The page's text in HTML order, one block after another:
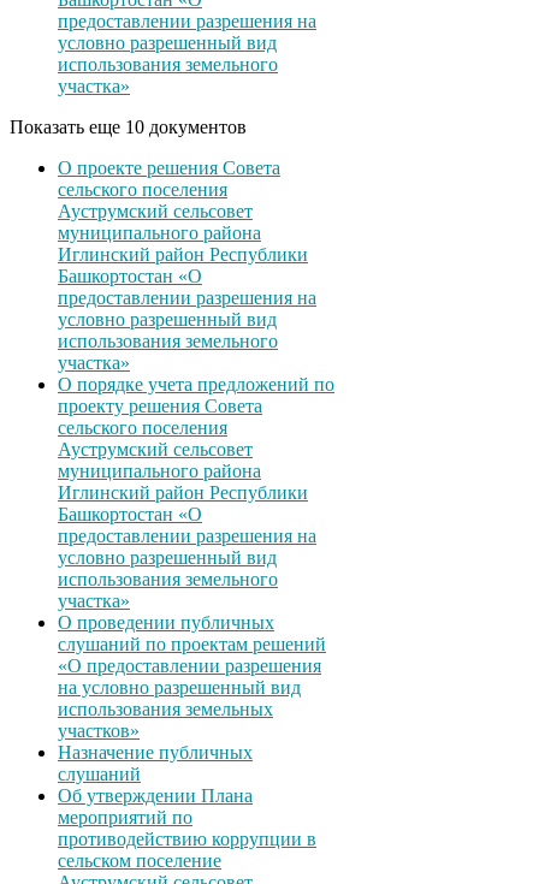
предоставлении разрешения на
условно разрешенный вид
использования земельного
участка»
Показать еще 10 документов
О проекте решения Совета
сельского поселения
Ауструмский сельсовет
муниципального района
Иглинский район Республики
Башкортостан «О
предоставлении разрешения на
условно разрешенный вид
использования земельного
участка»
О порядке учета предложений по
проекту решения Совета
сельского поселения
Ауструмский сельсовет
муниципального района
Иглинский район Республики
Башкортостан «О
предоставлении разрешения на
условно разрешенный вид
использования земельного
участка»
О проведении публичных
слушаний по проектам решений
«О предоставлении разрешения
на условно разрешенный вид
использования земельных
участков»
Назначение публичных
слушаний
Об утверждении Плана
мероприятий по
противодействию коррупции в
сельском поселение